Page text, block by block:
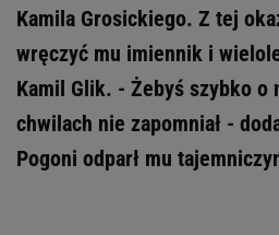
Kamila Grosickiego. Z tej
wręczyć mu imiennik i
Kamil Glik. - Żebyś szybko o
chwilach nie zapomniał -
Pogoni odparł mu